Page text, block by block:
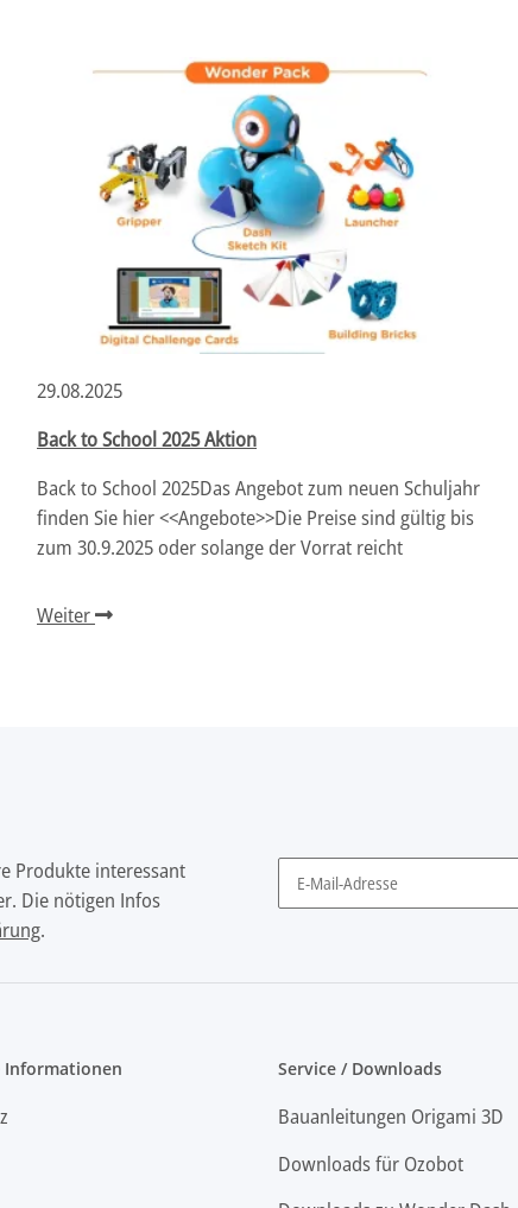
29.08.2025
Back to School 2025 Aktion
Back to School 2025Das Angebot zum neuen Schuljahr
finden Sie hier <<Angebote>>Die Preise sind gültig bis
zum 30.9.2025 oder solange der Vorrat reicht
Weiter
Produkte interessant
Die nötigen Infos
.
Informationen Service / Downloads
Bauanleitungen Origami 3D
Downloads für Ozobot